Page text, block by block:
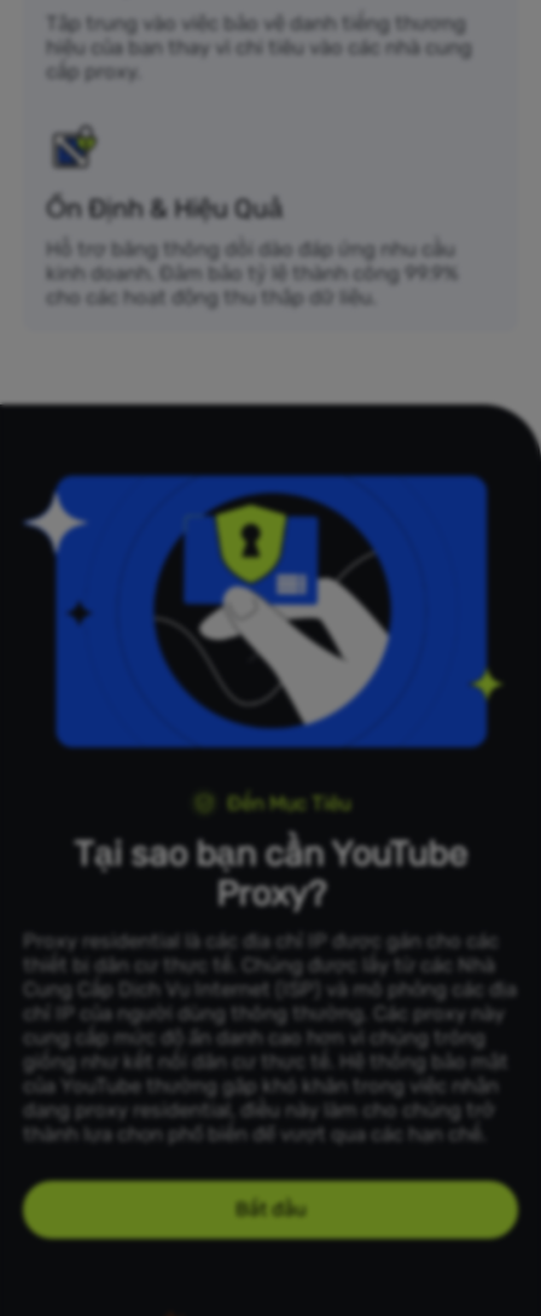
Tập trung vào việc bảo vệ danh tiếng thương
hiệu của bạn thay vì chi tiêu vào các nhà cung
cấp proxy.
Ổn Định & Hiệu Quả
Hỗ trợ băng thông dồi dào đáp ứng nhu cầu
kinh doanh. Đảm bảo tỷ lệ thành công 99.9%
cho các hoạt động thu thập dữ liệu.
Đến Mục Tiêu
Tại sao bạn cần YouTube
Proxy?
Proxy residential là các địa chỉ IP được gán cho các
thiết bị dân cư thực tế. Chúng được lấy từ các Nhà
Cung Cấp Dịch Vụ Internet (ISP) và mô phỏng các địa
chỉ IP của người dùng thông thường. Các proxy này
cung cấp mức độ ẩn danh cao hơn vì chúng trông
giống như kết nối dân cư thực tế. Hệ thống bảo mật
của YouTube thường gặp khó khăn trong việc nhận
dạng proxy residential, điều này làm cho chúng trở
thành lựa chọn phổ biến để vượt qua các hạn chế.
Bắt đầu